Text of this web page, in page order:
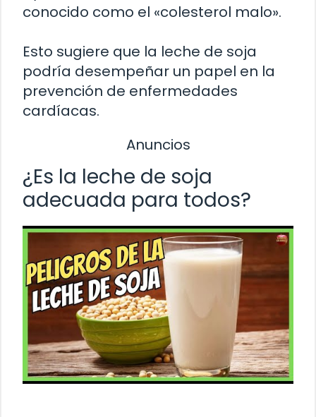
conocido como el «colesterol malo».
Esto sugiere que la leche de soja
podría desempeñar un papel en la
prevención de enfermedades
cardíacas.
Anuncios
¿Es la leche de soja
adecuada para todos?